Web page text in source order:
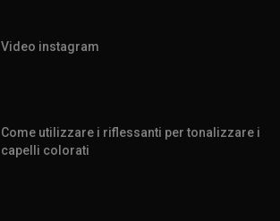
Video instagram
Come utilizzare i riflessanti per tonalizzare i
capelli colorati